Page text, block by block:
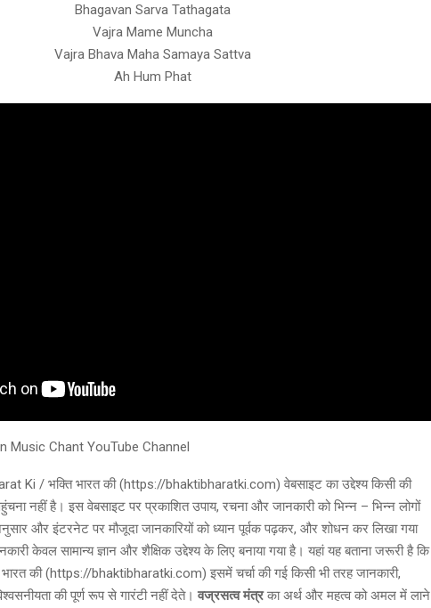
Bhagavan Sarva Tathagata
Vajra Mame Muncha
Vajra Bhava Maha Samaya Sattva
Ah Hum Phat
Music Chant YouTube Channel
Ki / भक्ति भारत की (https://bhaktibharatki.com) वेबसाइट का उद्देश्य किसी की
नहीं है। इस वेबसाइट पर प्रकाशित उपाय, रचना और जानकारी को भिन्न – भिन्न लोगों
और इंटरनेट पर मौजूदा जानकारियों को ध्यान पूर्वक पढ़कर, और शोधन कर लिखा गया
केवल सामान्य ज्ञान और शैक्षिक उद्देश्य के लिए बनाया गया है। यहां यह बताना जरूरी है कि
की (https://bhaktibharatki.com) इसमें चर्चा की गई किसी भी तरह जानकारी,
की पूर्ण रूप से गारंटी नहीं देते। वज्रसत्व मंत्रका अर्थ और महत्व को अमल में लाने